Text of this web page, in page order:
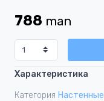
2
788 man
Характеристика
Категория